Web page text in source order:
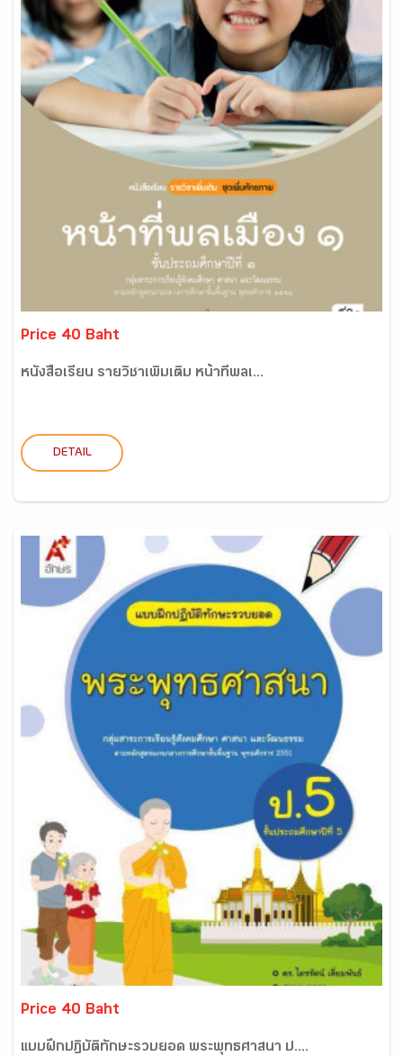
Price 40 Baht
หนังสือเรียน รายวิชาเพิ่มเติม หน้าที่พลเ...
DETAIL
Price 40 Baht
แบบฝึกปฏิบัติทักษะรวบยอด พระพุทธศาสนา ป....